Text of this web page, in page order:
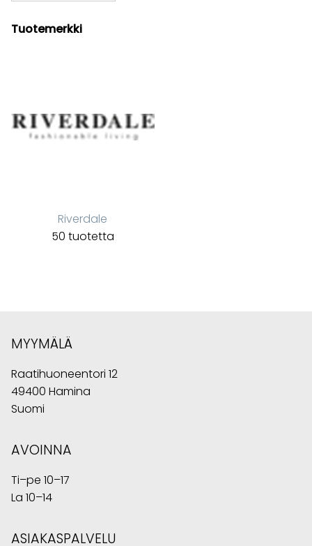
Tuotemerkki
Riverdale
50 tuotetta
MYYMÄLÄ
Raatihuoneentori 12
49400 Hamina
Suomi
AVOINNA
Ti–pe 10–17
La 10–14
ASIAKASPALVELU